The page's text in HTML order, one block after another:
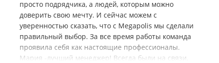
просто подрядчика, а людей, которым можно
доверить свою мечту. И сейчас можем с
уверенностью сказать, что с Megapolis мы сделали
правильный выбор. За все время работы команда
проявила себя как настоящие профессионалы.
Мария -лучший менеджер! Всегда были на связи,